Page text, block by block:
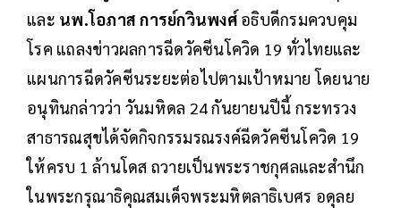
และ นพ.โอภาส การย์กวินพงศ์อธิบดีกรมควบคุม
โรค แถลงข่าวผลการฉีดวัคซีนโควิด 19 ทั่วไทยและ
แผนการฉีดวัคซีนระยะต่อไปตามเป้าหมาย โดยนาย
อนุทินกล่าวว่า วันมหิดล 24 กันยายนปีนี้ กระทรวง
สาธารณสุขได้จัดกิจกรรมรณรงค์ฉีดวัคซีนโควิด 19
ให้ครบ 1 ล้านโดส ถวายเป็นพระราชกุศลและสำนึก
ในพระกรุณาธิคุณสมเด็จพระมหิตลาธิเบศร อดุลย